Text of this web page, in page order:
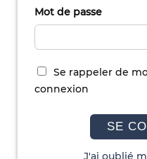
Mot de passe
Se rappeler de
connexion
SE
J'ai oublié